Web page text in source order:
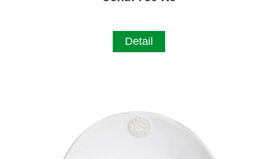
Detail